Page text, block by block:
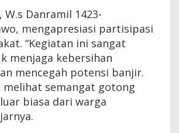
W.s Danramil 1423-
mengapresiasi partisipasi
“Kegiatan ini sangat
menjaga kebersihan
mencegah potensi banjir.
melihat semangat gotong
biasa dari warga